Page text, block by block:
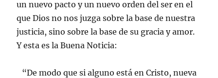
un nuevo pacto y un nuevo orden del ser en el
que Dios no nos juzga sobre la base de nuestra
justicia, sino sobre la base de su gracia y amor.
Y esta es la Buena Noticia:
“De modo que si alguno está en Cristo, nueva